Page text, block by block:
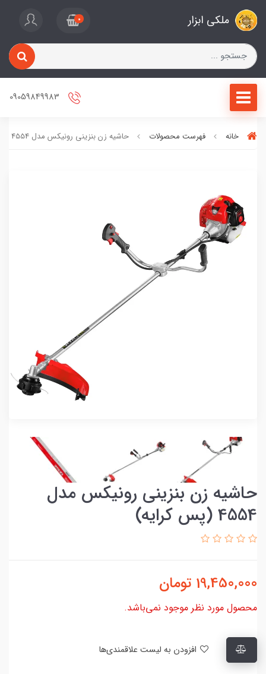
ملکی ابزار 0
خانه فهرست محصولات حاشیه زن بنزینی رونیکس مدل 4554 (پس کرایه)
حاشیه زن بنزینی رونیکس مدل
4554 (پس کرایه)
19,450,000 تومان
محصول مورد نظر موجود نمی‌باشد.